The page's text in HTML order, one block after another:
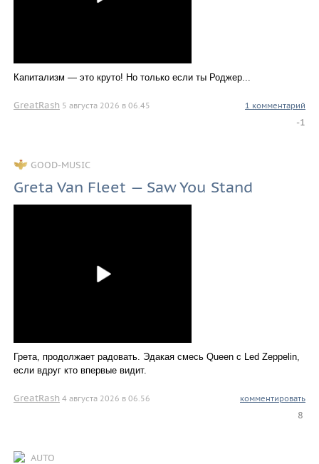
Капитализм — это круто! Но только если ты Роджер...
GreatRash 5 августа 2026 в 06.45 1 комментарий
-1
GOOD-MUSIC
Greta Van Fleet — Saw You Stand
Грета, продолжает радовать. Эдакая смесь Queen с Led Zeppelin,
если вдруг кто впервые видит.
GreatRash 4 августа 2026 в 06.56 комментировать
8
AUTO